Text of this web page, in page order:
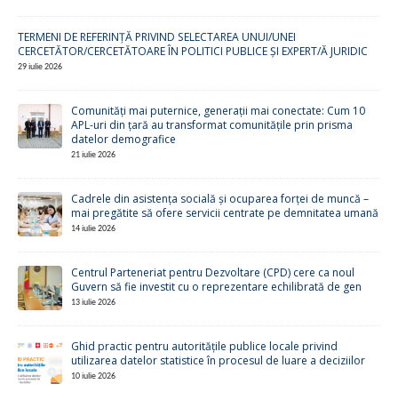
TERMENI DE REFERINȚĂ PRIVIND SELECTAREA UNUI/UNEI
CERCETĂTOR/CERCETĂTOARE ÎN POLITICI PUBLICE ȘI EXPERT/Ă JURIDIC
29 iulie 2026
Comunități mai puternice, generații mai conectate: Cum 10
APL-uri din țară au transformat comunitățile prin prisma
datelor demografice
21 iulie 2026
Cadrele din asistența socială și ocuparea forței de muncă –
mai pregătite să ofere servicii centrate pe demnitatea umană
14 iulie 2026
Centrul Parteneriat pentru Dezvoltare (CPD) cere ca noul
Guvern să fie investit cu o reprezentare echilibrată de gen
13 iulie 2026
Ghid practic pentru autoritățile publice locale privind
utilizarea datelor statistice în procesul de luare a deciziilor
10 iulie 2026